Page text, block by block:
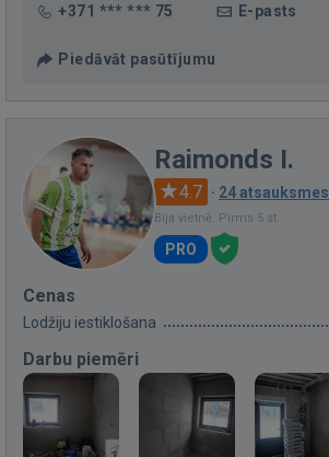
+371 *** *** 75 E-pasts
Piedāvāt pasūtījumu
Raimonds I.
4.7 · 24 atsauksmes
Bija vietnē: Pirms 5 st.
PRO
Cenas
Lodžiju iestiklošana
Darbu piemēri